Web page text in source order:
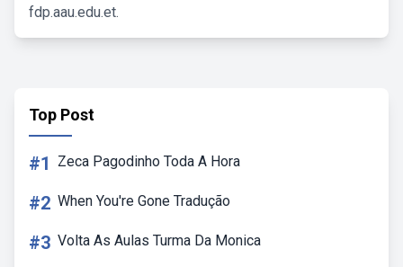
fdp.aau.edu.et.
Top Post
#1 Zeca Pagodinho Toda A Hora
#2 When You're Gone Tradução
#3 Volta As Aulas Turma Da Monica